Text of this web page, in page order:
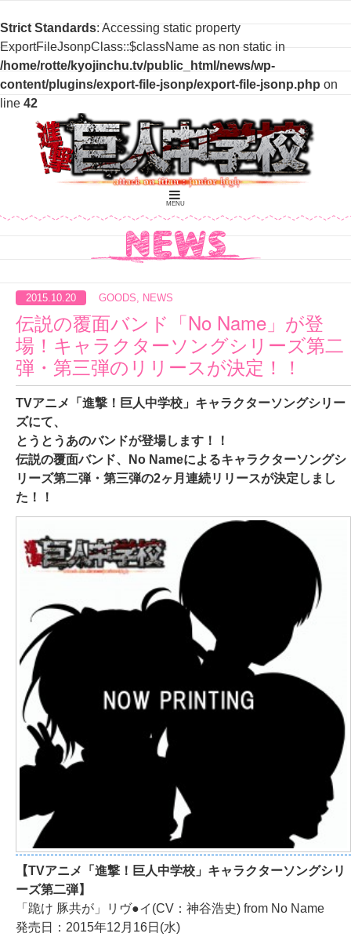
Strict Standards: Accessing static property
ExportFileJsonpClass::$className as non static in
/home/rotte/kyojinchu.tv/public_html/news/wp-
content/plugins/export-file-jsonp/export-file-jsonp.php on
line 42
MENU
2015.10.20 GOODS, NEWS
伝説の覆面バンド「No Name」が登
場！キャラクターソングシリーズ第二
弾・第三弾のリリースが決定！！
TVアニメ「進撃！巨人中学校」キャラクターソングシリー
ズにて、
とうとうあのバンドが登場します！！
伝説の覆面バンド、No Nameによるキャラクターソングシ
リーズ第二弾・第三弾の2ヶ月連続リリースが決定しまし
た！！
【TVアニメ「進撃！巨人中学校」キャラクターソングシリ
ーズ第二弾】
「跪け 豚共が」リヴ●イ(CV：神谷浩史) from No Name
発売日：2015年12月16日(水)